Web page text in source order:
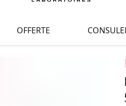
OFFERTE